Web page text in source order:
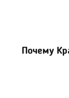
Почему